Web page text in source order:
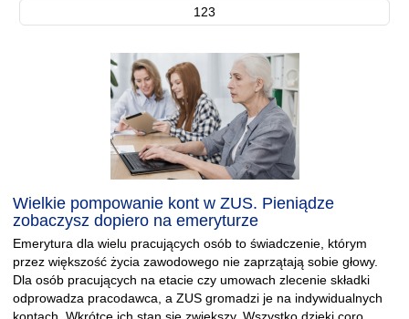
123
Wielkie pompowanie kont w ZUS. Pieniądze
zobaczysz dopiero na emeryturze
Emerytura dla wielu pracujących osób to świadczenie, którym
przez większość życia zawodowego nie zaprzątają sobie głowy.
Dla osób pracujących na etacie czy umowach zlecenie składki
odprowadza pracodawca, a ZUS gromadzi je na indywidualnych